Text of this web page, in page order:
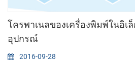
โครพาเนลของเครื่องพิมพ์ในอิเ
อุปกรณ์
2016-09-28